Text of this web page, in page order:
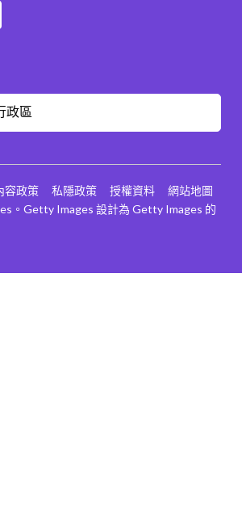
政區
。Getty Images 設計為 Getty Images 的
容政策 私隱政策 授權資料 網站地圖